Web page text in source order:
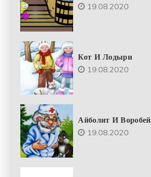
19.08.2020
Кот И Лодыри
19.08.2020
Айболит И Воробей
19.08.2020